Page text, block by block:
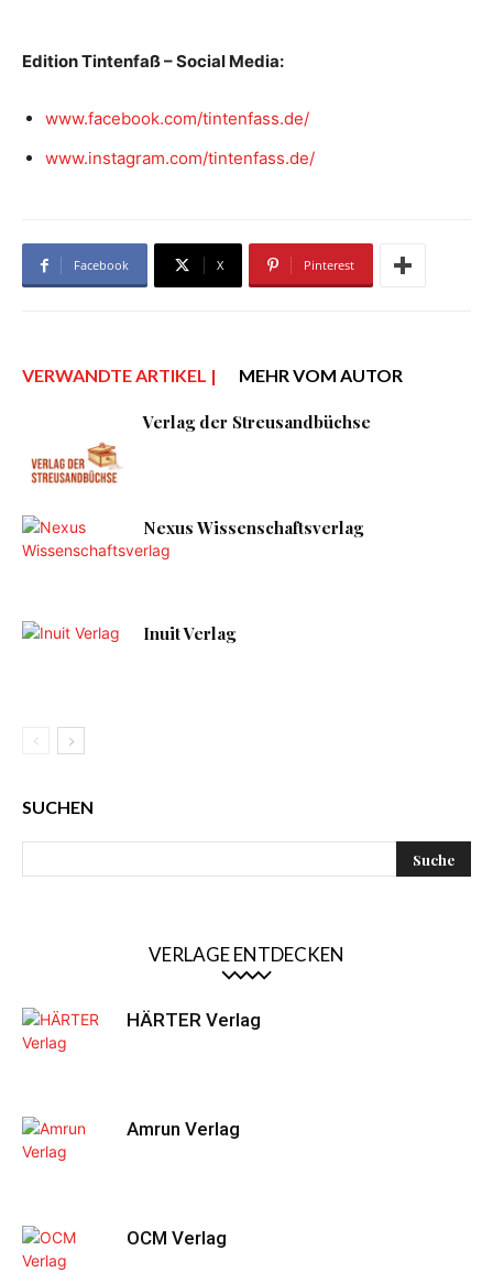
Edition Tintenfaß – Social Media:
www.facebook.com/tintenfass.de/
www.instagram.com/tintenfass.de/
Facebook X Pinterest
VERWANDTE ARTIKEL | MEHR VOM AUTOR
Verlag der Streusandbüchse
Nexus Wissenschaftsverlag
Inuit Verlag
SUCHEN
VERLAGE ENTDECKEN
HÄRTER Verlag
Amrun Verlag
OCM Verlag